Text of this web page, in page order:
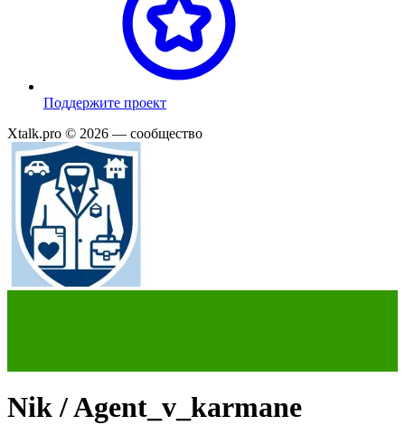
Поддержите проект
Xtalk.pro © 2026 — сообщество
Nik / Agent_v_karmane